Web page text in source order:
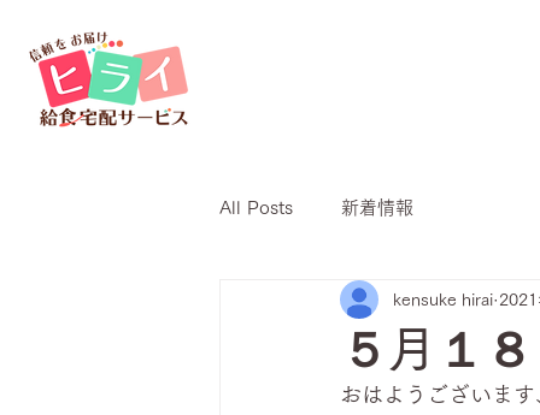
All Posts 新着情報
５月１
kensuke hirai
おはようございま